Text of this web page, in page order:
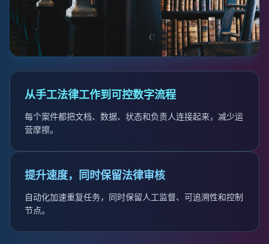
从手工法律工作到可控数字流程
每个案件都把文档、数据、状态和负责人连接起来，减少运
营摩擦。
提升速度，同时保留法律审核
自动化加速重复任务，同时保留人工监督、可追溯性和控制
节点。